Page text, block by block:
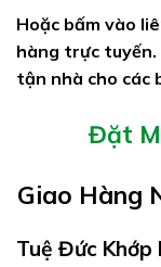
Hoặc bấm vào
hàng trực tuyến.
tận nhà cho các
Đặt
Giao Hàng
Tuệ Đức Khớp